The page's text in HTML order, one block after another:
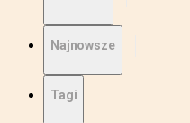
Najnowsze
Tagi